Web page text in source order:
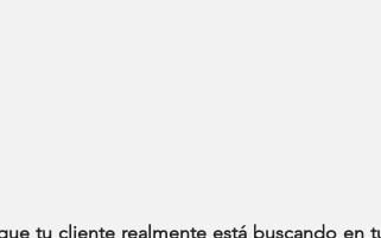
tu cliente realmente está buscando en